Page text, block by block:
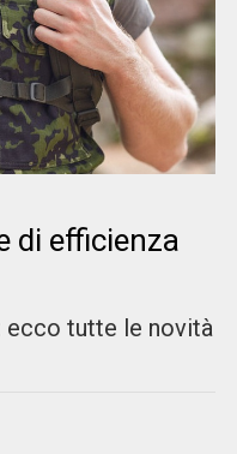
di efficienza
ecco tutte le novità